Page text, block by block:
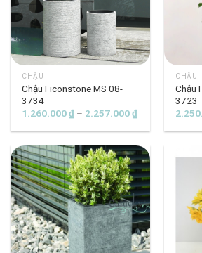
CHẬU
Chậu Ficonstone MS 08-
3734
1.260.000₫ – 2.257.000₫
từ
1.260.000 ₫
đến
2.257.000 ₫
CHẬU
Chậu
3723